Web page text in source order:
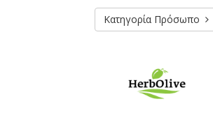
Κατηγορία Πρόσωπο